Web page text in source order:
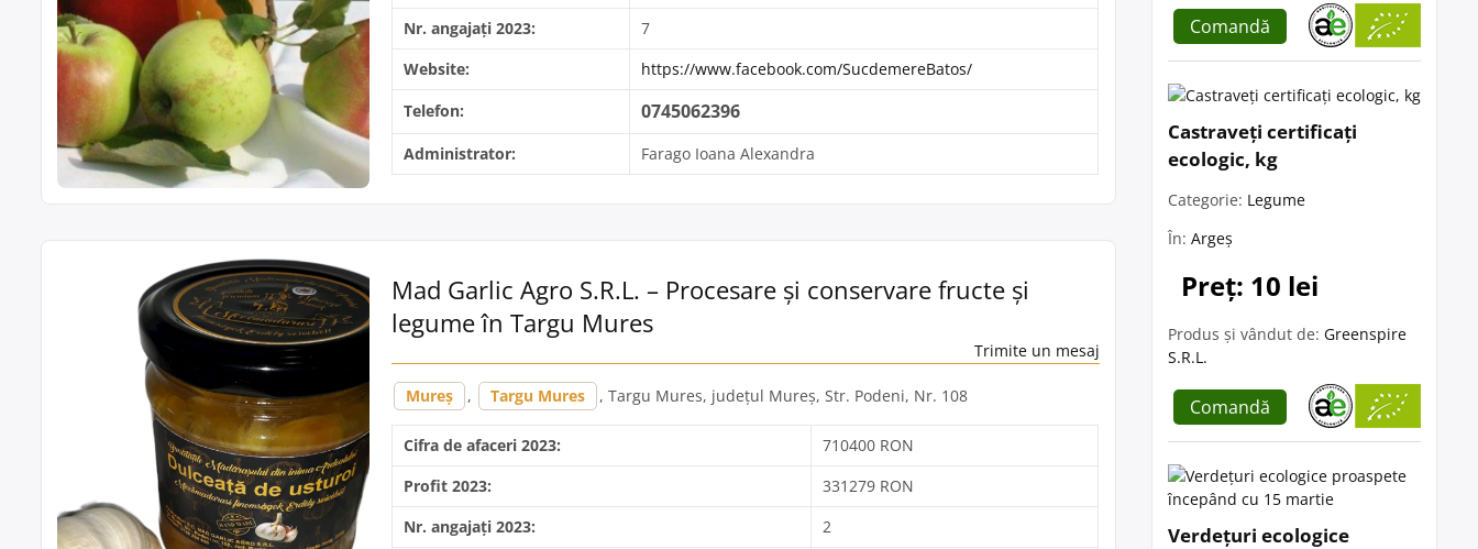
Nr. angajați 2023:
7
Website:
https://www.facebook.com/SucdemereBatos/
Telefon:
0745062396
Administrator: Farago Ioana Alexandra
Mad Garlic Agro S.R.L. – Procesare și conservare fructe și
legume în Targu Mures
Trimite un mesaj
Mureș , Targu Mures , Targu Mures, județul Mureș, Str. Podeni, Nr. 108
Cifra de afaceri 2023:
710400 RON
Profit 2023:
331279 RON
Nr. angajați 2023:
2
Comandă
Castraveți certificați
ecologic, kg
Categorie: Legume
În: Argeș
Preț: 10 lei
Produs și vândut de: Greenspire
S.R.L.
Comandă
Verdețuri ecologice